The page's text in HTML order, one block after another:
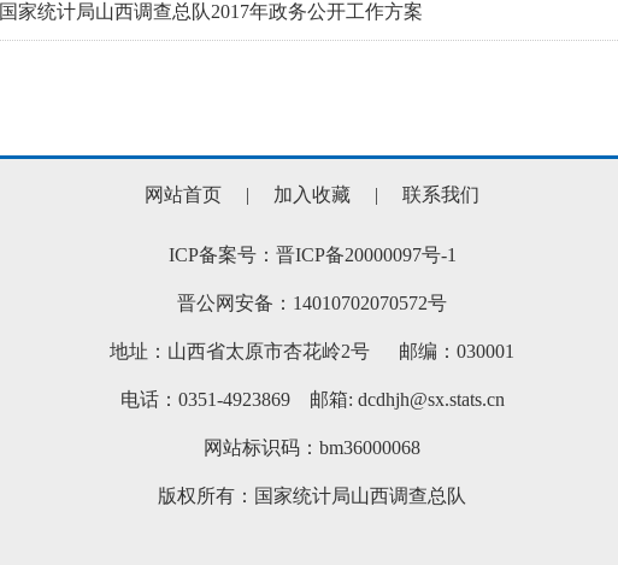
国家统计局山西调查总队2017年政务公开工作方案
网站首页 | 加入收藏 | 联系我们
ICP备案号：晋ICP备20000097号-1
晋公网安备：14010702070572号
地址：山西省太原市杏花岭2号 邮编：030001
电话：0351-4923869 邮箱: dcdhjh@sx.stats.cn
网站标识码：bm36000068
版权所有：国家统计局山西调查总队